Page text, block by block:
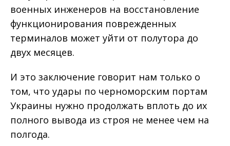
военных инженеров на восстановление
функционирования поврежденных
терминалов может уйти от полутора до
двух месяцев.
И это заключение говорит нам только о
том, что удары по черноморским портам
Украины нужно продолжать вплоть до их
полного вывода из строя не менее чем на
полгода.